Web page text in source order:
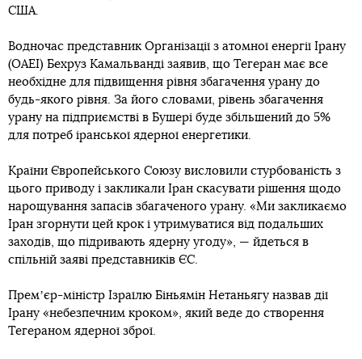
США.
Водночас представник Організації з атомної енергії Ірану
(ОАЕІ) Бехруз Камальванді заявив, що Тегеран має все
необхідне для підвищення рівня збагачення урану до
будь-якого рівня. За його словами, рівень збагачення
урану на підприємстві в Бушері буде збільшений до 5%
для потреб іранської ядерної енергетики.
Країни Європейського Союзу висловили стурбованість з
цього приводу і закликали Іран скасувати рішення щодо
нарощування запасів збагаченого урану. «Ми закликаємо
Іран згорнути цей крок і утримуватися від подальших
заходів, що підривають ядерну угоду», — йдеться в
спільній заяві представників ЄС.
Премʼєр-міністр Ізраїлю Біньямін Нетаньягу назвав дії
Ірану «небезпечним кроком», який веде до створення
Тегераном ядерної зброї.